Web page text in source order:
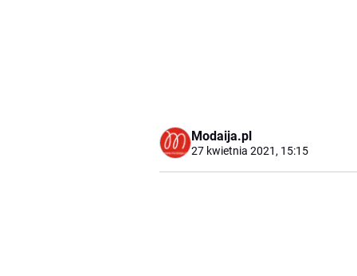
Modaija.pl
27 kwietnia 2021, 15:15